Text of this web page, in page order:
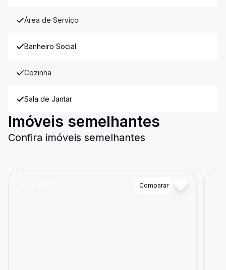
Área de Serviço
Banheiro Social
Cozinha
Sala de Jantar
Imóveis semelhantes
Confira imóveis semelhantes
Comparar